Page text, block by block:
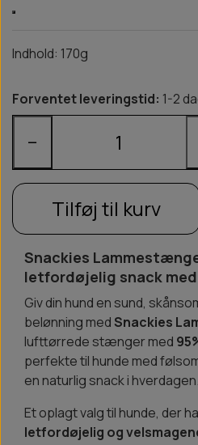
Indhold: 170g
Forventet leveringstid: 1-2
−
Tilføj til kurv
Snackies
letfordøjelig snack med
Giv din hund en sund,
belønning medSnackies
lufttørrede stænger med
perfekte til hunde med
en naturlig snack i hverdagen.
Et oplagt valg til hunde, der
letfordøjelig og